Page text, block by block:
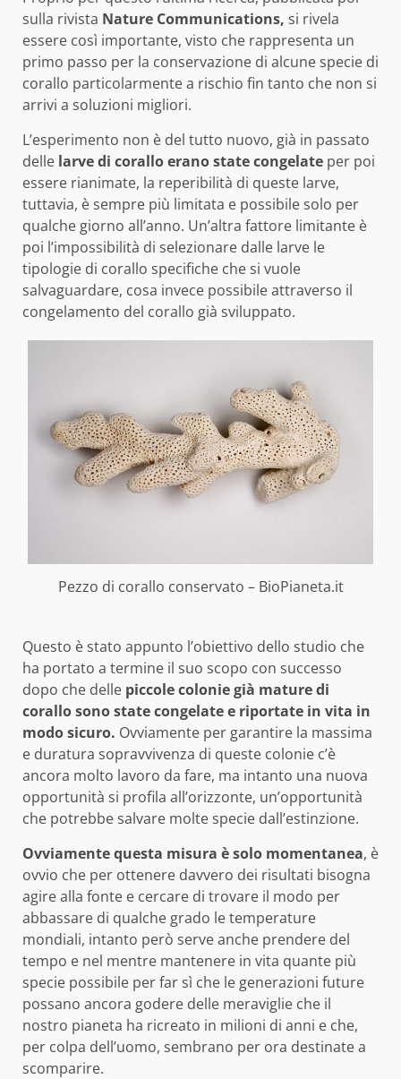
sulla rivista Nature Communications, si rivela
essere così importante, visto che rappresenta un
primo passo per la conservazione di alcune specie di
corallo particolarmente a rischio fin tanto che non si
arrivi a soluzioni migliori.
L’esperimento non è del tutto nuovo, già in passato
delle larve di corallo erano state congelate per poi
essere rianimate, la reperibilità di queste larve,
tuttavia, è sempre più limitata e possibile solo per
qualche giorno all’anno. Un’altra fattore limitante è
poi l’impossibilità di selezionare dalle larve le
tipologie di corallo specifiche che si vuole
salvaguardare, cosa invece possibile attraverso il
congelamento del corallo già sviluppato.
Pezzo di corallo conservato – BioPianeta.it
Questo è stato appunto l’obiettivo dello studio che
ha portato a termine il suo scopo con successo
dopo che delle piccole colonie già mature di
corallo sono state congelate e riportate in vita in
modo sicuro. Ovviamente per garantire la massima
e duratura sopravvivenza di queste colonie c’è
ancora molto lavoro da fare, ma intanto una nuova
opportunità si profila all’orizzonte, un’opportunità
che potrebbe salvare molte specie dall’estinzione.
Ovviamente questa misura è solo momentanea, è
ovvio che per ottenere davvero dei risultati bisogna
agire alla fonte e cercare di trovare il modo per
abbassare di qualche grado le temperature
mondiali, intanto però serve anche prendere del
tempo e nel mentre mantenere in vita quante più
specie possibile per far sì che le generazioni future
possano ancora godere delle meraviglie che il
nostro pianeta ha ricreato in milioni di anni e che,
per colpa dell’uomo, sembrano per ora destinate a
scomparire.